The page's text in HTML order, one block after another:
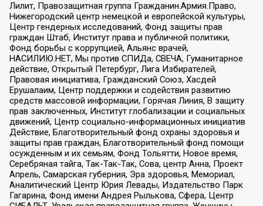
Лилит, Правозащитная группа Гражданин.Армия.Право,
Нижегородский центр немецкой и европейской культуры,
Центр гендерных исследований, Фонд защиты прав
граждан Штаб, Институт права и публичной политики,
Фонд борьбы с коррупцией, Альянс врачей,
НАСИЛИЮ.НЕТ, Мы против СПИДа, СВЕЧА, Гуманитарное
действие, Открытый Петербург, Лига Избирателей,
Правовая инициатива, Гражданский Союз, Хасдей
Ерушалаим, Центр поддержки и содействия развитию
средств массовой информации, Горячая Линия, В защиту
прав заключенных, Институт глобализации и социальных
движений, Центр социально-информационных инициатив
Действие, Благотворительный фонд охраны здоровья и
защиты прав граждан, Благотворительный фонд помощи
осужденным и их семьям, Фонд Тольятти, Новое время,
Серебряная тайга, Так-Так-Так, Сова, центр Анна, Проект
Апрель, Самарская губерния, Эра здоровья, Мемориал,
Аналитический Центр Юрия Левады, Издательство Парк
Гагарина, Фонд имени Андрея Рылькова, Сфера, Центр